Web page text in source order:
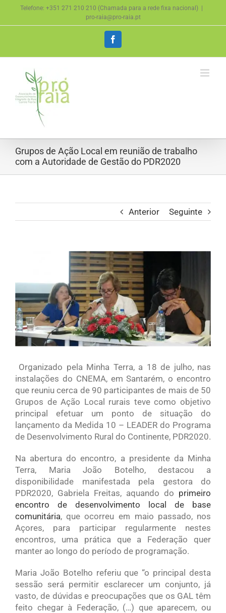
content
Telefone: +351 271 210 210 (Chamada para a rede fixa nacional)
pro-raia@pro-raia.pt
Facebook
Grupos de Ação Local em reunião de trabalho
com a Autoridade de Gestão do PDR2020
Anterior Seguinte
Organizado pela Minha Terra, a 18 de julho, nas
instalações do CNEMA, em Santarém, o encontro
que reuniu cerca de 90 participantes de mais de 50
Grupos de Ação Local rurais teve como objetivo
principal efetuar um ponto de situação do
lançamento da Medida 10 – LEADER do Programa
de Desenvolvimento Rural do Continente, PDR2020.
Na abertura do encontro, a presidente da Minha
Terra, Maria João Botelho, destacou a
disponibilidade manifestada pela gestora do
PDR2020, Gabriela Freitas, aquando do primeiro
encontro de desenvolvimento local de base
comunitária, que ocorreu em maio passado, nos
Açores, para participar regularmente nestes
encontros, uma prática que a Federação quer
manter ao longo do período de programação.
Maria João Botelho referiu que “o principal desta
sessão será permitir esclarecer um conjunto, já
vasto, de dúvidas e preocupações que os GAL têm
feito chegar à Federação, (…) que aparecem, ou